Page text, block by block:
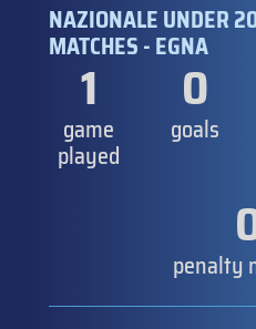
NAZIONALE UNDER
MATCHES - EGNA
1
game
played
0
goals
penalty